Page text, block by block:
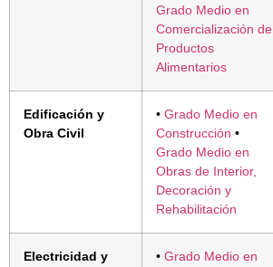
Grado Medio en
Comercialización de
Productos
Alimentarios
Edificación y
Obra Civil
• Grado Medio en
Construcción •
Grado Medio en
Obras de Interior,
Decoración y
Rehabilitación
Electricidad y
• Grado Medio en